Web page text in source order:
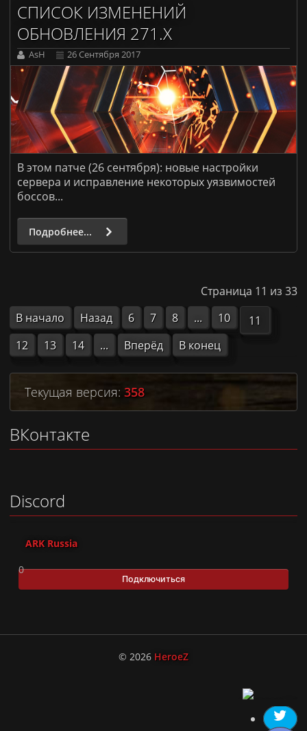
СПИСОК ИЗМЕНЕНИЙ
ОБНОВЛЕНИЯ 271.X
AsH 26 Сентября 2017
В этом патче (26 сентября): новые настройки
сервера и исправление некоторых уязвимостей
боссов...
Подробнее...
Страница 11 из 33
В начало
Назад 6 7 8 ... 10
11
12
13 14 ... Вперёд В конец
Текущая версия: 358
ВКонтакте
Discord
ARK Russia
0
Подключиться
© 2026 HeroeZ